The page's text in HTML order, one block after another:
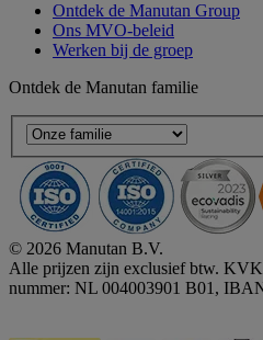
Ontdek de Manutan Group
Ons MVO-beleid
Werken bij de groep
Ontdek de Manutan familie
© 2026 Manutan B.V.
Alle prijzen zijn exclusief btw.
nummer: NL 004003901 B01,